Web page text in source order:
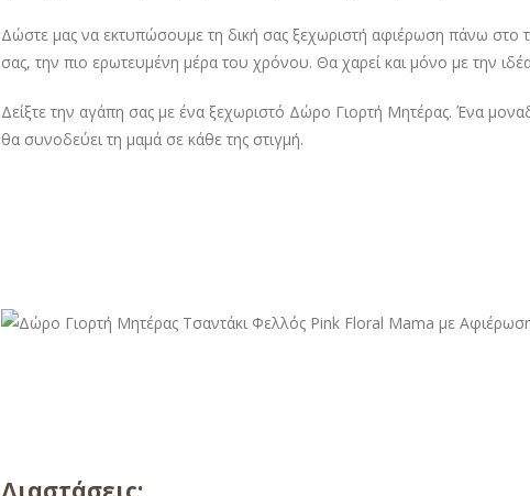
Δώστε μας να εκτυπώσουμε τη δική σας ξεχωριστή αφιέρωση πάνω στο
σας, την πιο ερωτευμένη μέρα του χρόνου. Θα χαρεί και μόνο με την
Δείξτε την αγάπη σας με ένα ξεχωριστό Δώρο Γιορτή Μητέρας. Ένα
θα συνοδεύει τη μαμά σε κάθε της στιγμή.